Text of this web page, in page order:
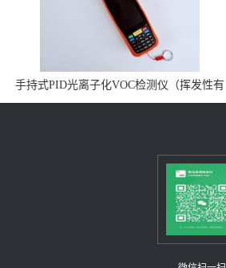
手持式PID光离子化VOC检测仪（挥发性有
机物设备）